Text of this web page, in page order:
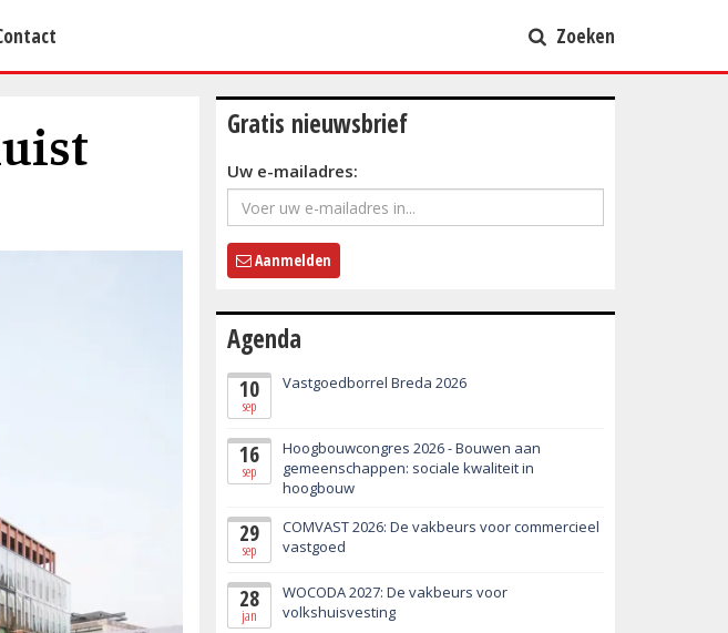
Zoeken
Gratis nieuwsbrief
Uw e-mailadres:
Aanmelden
Agenda
10
sep
Vastgoedborrel Breda 2026
16
sep
Hoogbouwcongres 2026 - Bouwen aan
gemeenschappen: sociale kwaliteit in
hoogbouw
29
sep
COMVAST 2026: De vakbeurs voor commercieel
vastgoed
28
jan
WOCODA 2027: De vakbeurs voor
volkshuisvesting